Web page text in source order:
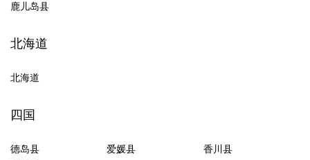
鹿儿岛县
北海道
北海道
四国
德岛县 爱媛县
香川县